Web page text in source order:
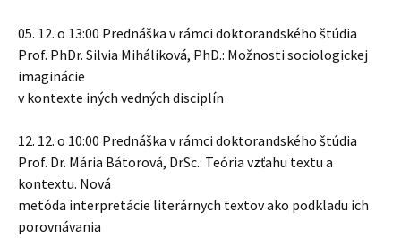
05. 12. o 13:00 Prednáška v rámci doktorandského štúdia
Prof. PhDr. Silvia Miháliková, PhD.: Možnosti sociologickej
imaginácie
v kontexte iných vedných disciplín
12. 12. o 10:00 Prednáška v rámci doktorandského štúdia
Prof. Dr. Mária Bátorová, DrSc.: Teória vzťahu textu a
kontextu. Nová
metóda interpretácie literárnych textov ako podkladu ich
porovnávania